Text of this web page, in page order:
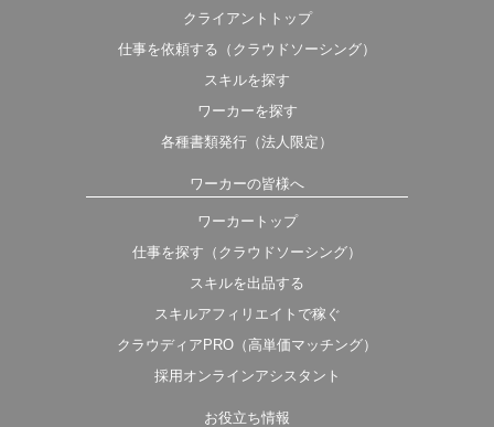
クライアントトップ
仕事を依頼する（クラウドソーシング）
スキルを探す
ワーカーを探す
各種書類発行（法人限定）
ワーカーの皆様へ
ワーカートップ
仕事を探す（クラウドソーシング）
スキルを出品する
スキルアフィリエイトで稼ぐ
クラウディアPRO（高単価マッチング）
採用オンラインアシスタント
お役立ち情報